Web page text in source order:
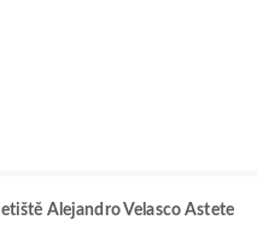
Alejandro Velasco Astete